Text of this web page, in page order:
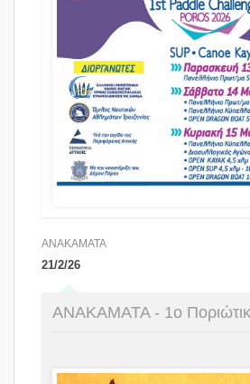
ΑΝΑΚΑΜΑΤΑ
21/2/26
ΑΝΑΚΑΜΑΤΑ - 1ο